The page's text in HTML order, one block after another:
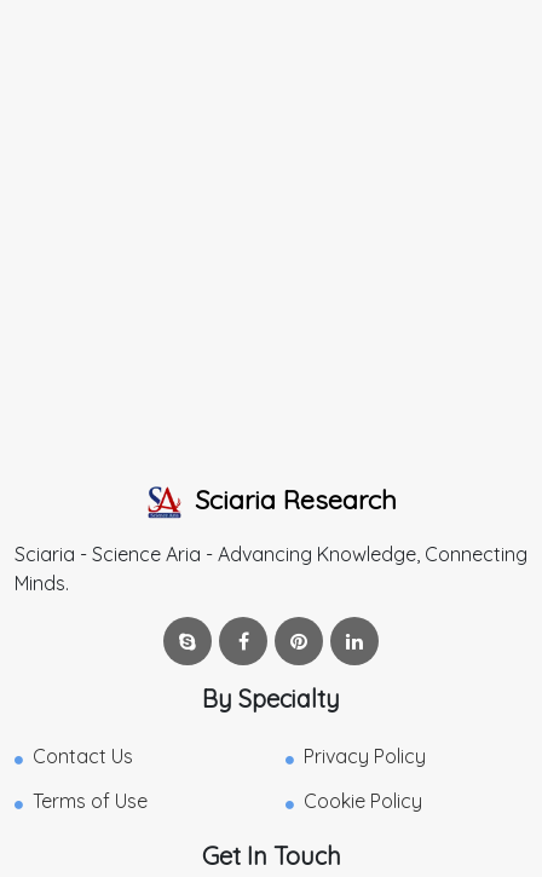
Sciaria Research
Sciaria - Science Aria - Advancing Knowledge, Connecting
Minds.
By Specialty
Contact Us
Privacy Policy
Terms of Use
Cookie Policy
Get In Touch